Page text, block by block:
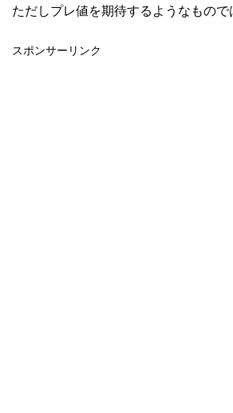
ただしプレ値を期待するようなもので
スポンサーリンク